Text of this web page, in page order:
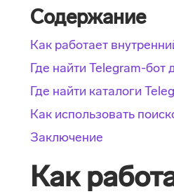
Содержание
Как работает
Где найти Telegram-бот
Где найти каталоги
Как использовать
Заключение
Как